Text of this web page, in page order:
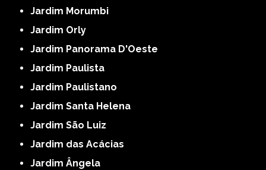
Jardim Morumbi
Jardim Orly
Jardim Panorama D'Oeste
Jardim Paulista
Jardim Paulistano
Jardim Santa Helena
Jardim São Luiz
Jardim das Acácias
Jardim Ângela